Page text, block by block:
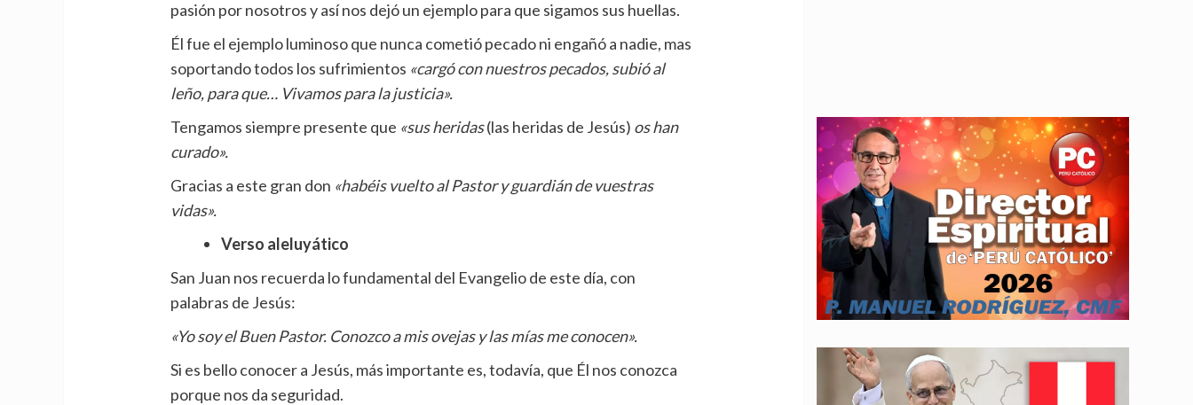
pasión por nosotros y así nos dejó un ejemplo para que sigamos sus huellas.
Él fue el ejemplo luminoso que nunca cometió pecado ni engañó a nadie, mas
soportando todos los sufrimientos «cargó con nuestros pecados, subió al
leño, para que… Vivamos para la justicia».
Tengamos siempre presente que «sus heridas(las heridas de Jesús) os han
curado».
Gracias a este gran don «habéis vuelto al Pastor y guardián de vuestras
vidas».
Verso aleluyático
San Juan nos recuerda lo fundamental del Evangelio de este día, con
palabras de Jesús:
«Yo soy el Buen Pastor. Conozco a mis ovejas y las mías me conocen».
Si es bello conocer a Jesús, más importante es, todavía, que Él nos conozca
porque nos da seguridad.